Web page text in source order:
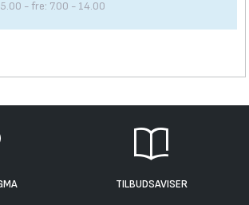
- fre: 7.00 - 14.00
TILBUDSAVISER